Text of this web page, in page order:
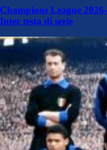
Champions League
Inter testa di serie